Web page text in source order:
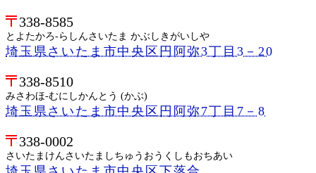
338-8585
とよたかろ-らしんさいたま かぶしきがいしや
埼玉県さいたま市中央区円阿弥3丁目3－20
338-8510
みさわほ-むにしかんとう (かぶ)
埼玉県さいたま市中央区円阿弥7丁目7－8
338-0002
さいたまけんさいたましちゅうおうくしもおちあい